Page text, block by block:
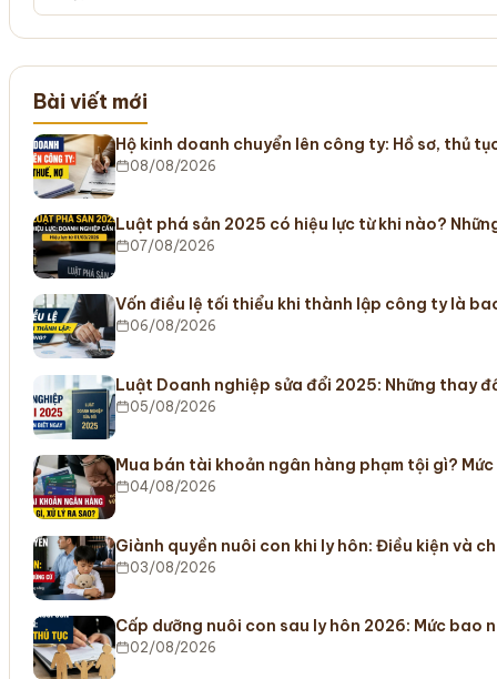
Bài viết mới
Hộ kinh doanh chuyển lên công ty: Hồ sơ, thủ
08/08/2026
Luật phá sản 2025 có hiệu lực từ khi nào?
07/08/2026
Vốn điều lệ tối thiểu khi thành lập công ty là
06/08/2026
Luật Doanh nghiệp sửa đổi 2025: Những thay
05/08/2026
Mua bán tài khoản ngân hàng phạm tội gì?
04/08/2026
Giành quyền nuôi con khi ly hôn: Điều kiện và
03/08/2026
Cấp dưỡng nuôi con sau ly hôn 2026: Mức bao
02/08/2026